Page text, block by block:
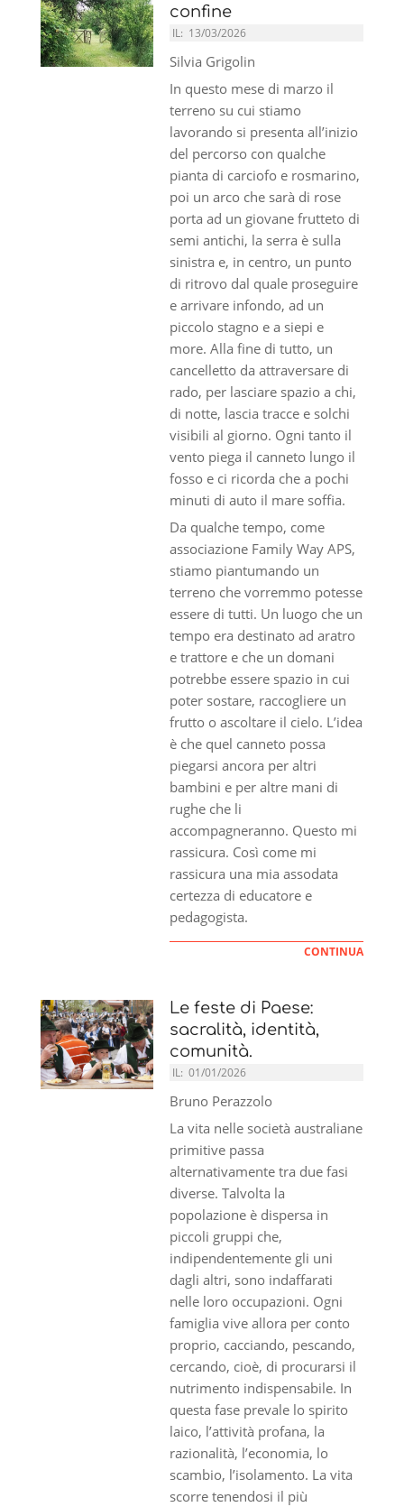
confine
IL: 13/03/2026
Silvia Grigolin
In questo mese di marzo il
terreno su cui stiamo
lavorando si presenta all’inizio
del percorso con qualche
pianta di carciofo e rosmarino,
poi un arco che sarà di rose
porta ad un giovane frutteto di
semi antichi, la serra è sulla
sinistra e, in centro, un punto
di ritrovo dal quale proseguire
e arrivare infondo, ad un
piccolo stagno e a siepi e
more. Alla fine di tutto, un
cancelletto da attraversare di
rado, per lasciare spazio a chi,
di notte, lascia tracce e solchi
visibili al giorno. Ogni tanto il
vento piega il canneto lungo il
fosso e ci ricorda che a pochi
minuti di auto il mare soffia.
Da qualche tempo, come
associazione Family Way APS,
stiamo piantumando un
terreno che vorremmo potesse
essere di tutti. Un luogo che un
tempo era destinato ad aratro
e trattore e che un domani
potrebbe essere spazio in cui
poter sostare, raccogliere un
frutto o ascoltare il cielo. L’idea
è che quel canneto possa
piegarsi ancora per altri
bambini e per altre mani di
rughe che li
accompagneranno. Questo mi
rassicura. Così come mi
rassicura una mia assodata
certezza di educatore e
pedagogista.
CONTINUA
Le feste di Paese:
sacralità, identità,
comunità.
IL: 01/01/2026
Bruno Perazzolo
La vita nelle società australiane
primitive passa
alternativamente tra due fasi
diverse. Talvolta la
popolazione è dispersa in
piccoli gruppi che,
indipendentemente gli uni
dagli altri, sono indaffarati
nelle loro occupazioni. Ogni
famiglia vive allora per conto
proprio, cacciando, pescando,
cercando, cioè, di procurarsi il
nutrimento indispensabile. In
questa fase prevale lo spirito
laico, l’attività profana, la
razionalità, l’economia, lo
scambio, l’isolamento. La vita
scorre tenendosi il più